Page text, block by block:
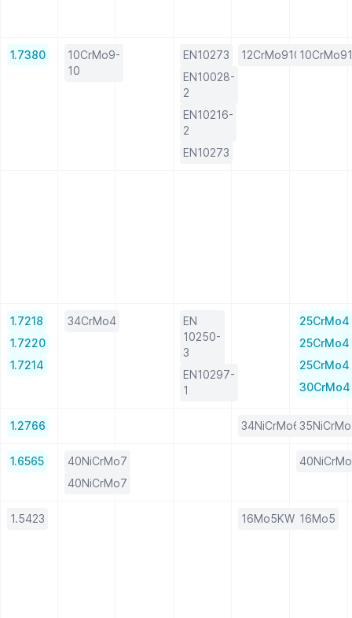
1.7380
10CrMo9-
10
EN10273
EN10028-
2
EN10216-
2
EN10273
12CrMo910KW
1.7218
1.7220
1.7214
34CrMo4
EN
10250-
3
EN10297-
1
25CrMo4
25CrMo4
25CrMo4
30CrMo4
1.2766 34NiCrMo6
1.6565
40NiCrMo7
40NiCrMo7
1.5423 16Mo5KW 16Mo5